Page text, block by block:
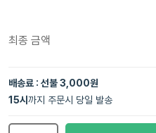
최종 금액
배송료 : 선불 3,000원
15시 까지 주문시 당일 발송